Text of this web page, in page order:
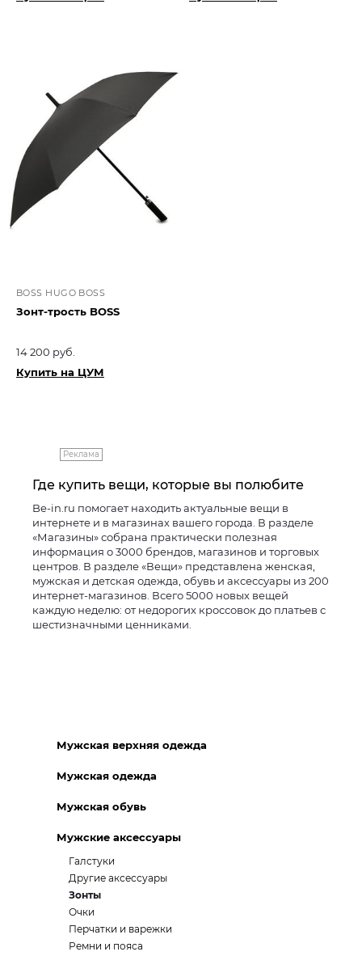
BOSS HUGO BOSS
Зонт-трость BOSS
14 200 руб.
Купить на ЦУМ
Реклама
Где купить вещи, которые вы полюбите
Be-in.ru помогает находить актуальные вещи в
интернете и в магазинах вашего города. В разделе
«Магазины» собрана практически полезная
информация о 3000 брендов, магазинов и торговых
центров. В разделе «Вещи» представлена женская,
мужская и детская одежда, обувь и аксессуары из 200
интернет-магазинов. Всего 5000 новых вещей
каждую неделю: от недорогих кроссовок до платьев с
шестизначными ценниками.
Мужская верхняя одежда
Мужская одежда
Мужская обувь
Мужские аксессуары
Галстуки
Другие аксессуары
Зонты
Очки
Перчатки и варежки
Ремни и пояса